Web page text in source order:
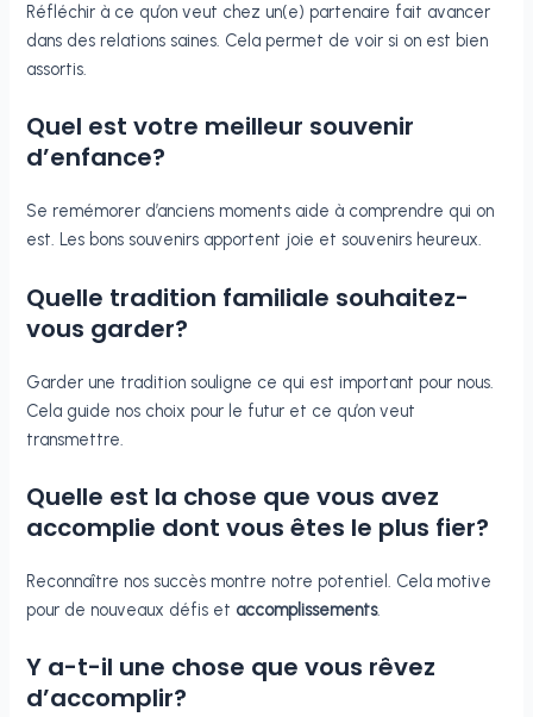
Réfléchir à ce qu’on veut chez un(e) partenaire fait avancer
dans des relations saines. Cela permet de voir si on est bien
assortis.
Quel est votre meilleur souvenir
d’enfance?
Se remémorer d’anciens moments aide à comprendre qui on
est. Les bons souvenirs apportent joie et souvenirs heureux.
Quelle tradition familiale souhaitez-
vous garder?
Garder une tradition souligne ce qui est important pour nous.
Cela guide nos choix pour le futur et ce qu’on veut
transmettre.
Quelle est la chose que vous avez
accomplie dont vous êtes le plus fier?
Reconnaître nos succès montre notre potentiel. Cela motive
pour de nouveaux défis et accomplissements.
Y a-t-il une chose que vous rêvez
d’accomplir?